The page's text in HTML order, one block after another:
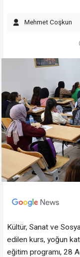
Mehmet Coşkun
Kültür, Sanat ve
edilen kurs, yoğun
eğitim programı, 28